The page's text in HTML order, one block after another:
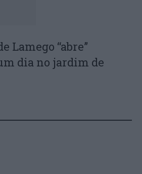
Lamego “abre”
dia no jardim de